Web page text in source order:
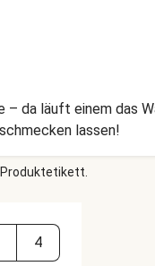
da läuft einem das
lassen!
4